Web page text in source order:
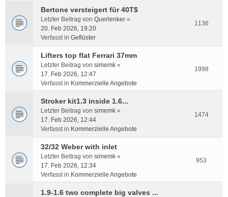
Bertone versteigert für 40T$
Letzter Beitrag von Querlenker «
20. Feb 2026, 19:20
Verfasst in Geflüster
1136
Lifters top flat Ferrari 37mm
Letzter Beitrag von simemk «
17. Feb 2026, 12:47
Verfasst in Kommerzielle Angebote
1998
Stroker kit1.3 inside 1.6...
Letzter Beitrag von simemk «
17. Feb 2026, 12:44
Verfasst in Kommerzielle Angebote
1474
32/32 Weber with inlet
Letzter Beitrag von simemk «
17. Feb 2026, 12:34
Verfasst in Kommerzielle Angebote
953
1.9-1.6 two complete big valves ...